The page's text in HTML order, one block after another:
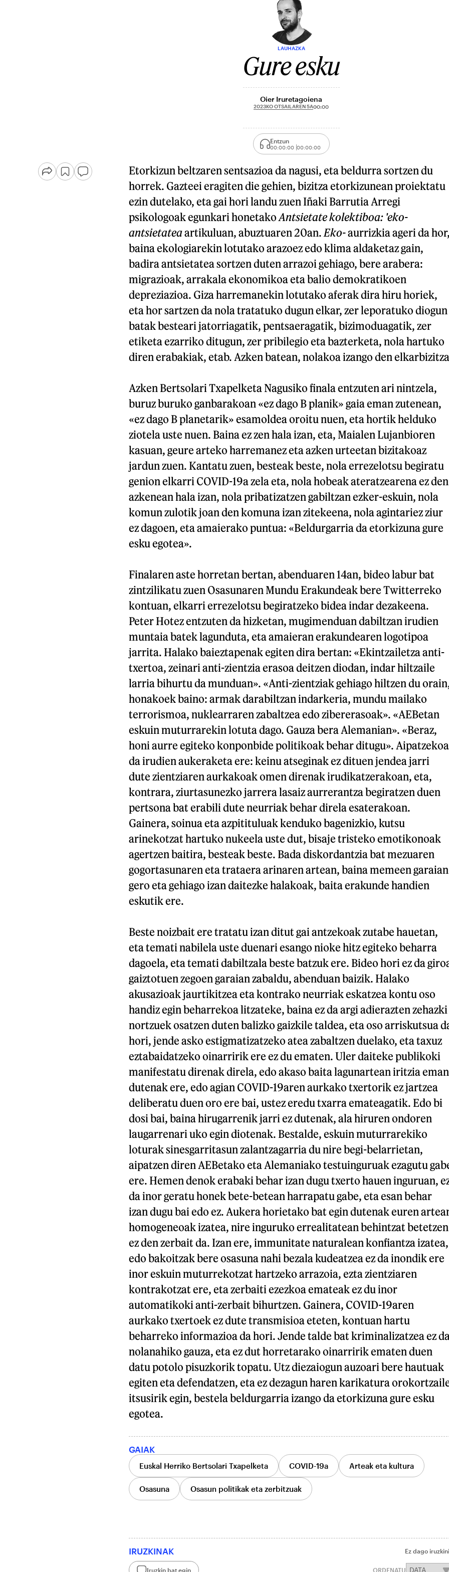
LAUHAZKA
Gure esku
Oier Iruretagoiena
2023KO OTSAILAREN 5A00:00
Entzun
00:00:00 00:00:00
Etorkizun beltzaren sentsazioa da nagusi, eta beldurra sortzen du
horrek. Gazteei eragiten die gehien, bizitza etorkizunean proiektatu
ezin dutelako, eta gai hori landu zuen Iñaki Barrutia Arregi
psikologoak egunkari honetako Antsietate kolektiboa: 'eko-
antsietateaartikuluan, abuztuaren 20an. Eko-aurrizkia ageri da
baina ekologiarekin lotutako arazoez edo klima aldaketaz gain,
badira antsietatea sortzen duten arrazoi gehiago, bere arabera:
migrazioak, arrakala ekonomikoa eta balio demokratikoen
depreziazioa. Giza harremanekin lotutako aferak dira hiru horiek,
eta hor sartzen da nola tratatuko dugun elkar, zer leporatuko diogun
batak besteari jatorriagatik, pentsaeragatik, bizimoduagatik, zer
etiketa ezarriko ditugun, zer pribilegio eta bazterketa, nola hartuko
diren erabakiak, etab. Azken batean, nolakoa izango den
Azken Bertsolari Txapelketa Nagusiko finala entzuten ari nintzela,
buruz buruko ganbarakoan «ez dago B planik» gaia eman zutenean,
«ez dago B planetarik» esamoldea oroitu nuen, eta hortik helduko
ziotela uste nuen. Baina ez zen hala izan, eta, Maialen Lujanbioren
kasuan, geure arteko harremanez eta azken urteetan bizitakoaz
jardun zuen. Kantatu zuen, besteak beste, nola errezelotsu begiratu
genion elkarri COVID-19a zela eta, nola hobeak ateratzearena ez den
azkenean hala izan, nola pribatizatzen gabiltzan ezker-eskuin, nola
komun zulotik joan den komuna izan zitekeena, nola agintariez ziur
ez dagoen, eta amaierako puntua: «Beldurgarria da etorkizuna gure
esku egotea».
Finalaren aste horretan bertan, abenduaren 14an, bideo labur bat
zintzilikatu zuen Osasunaren Mundu Erakundeak bere Twitterreko
kontuan, elkarri errezelotsu begiratzeko bidea indar dezakeena.
Peter Hotez entzuten da hizketan, mugimenduan dabiltzan irudien
muntaia batek lagunduta, eta amaieran erakundearen logotipoa
jarrita. Halako baieztapenak egiten dira bertan: «Ekintzailetza anti-
txertoa, zeinari anti-zientzia erasoa deitzen diodan, indar hiltzaile
larria bihurtu da munduan». «Anti-zientziak gehiago hiltzen du
honakoek baino: armak darabiltzan indarkeria, mundu mailako
terrorismoa, nuklearraren zabaltzea edo zibererasoak». «AEBetan
eskuin muturrarekin lotuta dago. Gauza bera Alemanian». «Beraz,
honi aurre egiteko konponbide politikoak behar ditugu». Aipatzekoa
da irudien aukeraketa ere: keinu atseginak ez dituen jendea jarri
dute zientziaren aurkakoak omen direnak irudikatzerakoan, eta,
kontrara, ziurtasunezko jarrera lasaiz aurrerantza begiratzen duen
pertsona bat erabili dute neurriak behar direla esaterakoan.
Gainera, soinua eta azpitituluak kenduko bagenizkio, kutsu
arinekotzat hartuko nukeela uste dut, bisaje tristeko emotikonoak
agertzen baitira, besteak beste. Bada diskordantzia bat mezuaren
gogortasunaren eta trataera arinaren artean, baina memeen garaian
gero eta gehiago izan daitezke halakoak, baita erakunde handien
eskutik ere.
Beste noizbait ere tratatu izan ditut gai antzekoak zutabe hauetan,
eta temati nabilela uste duenari esango nioke hitz egiteko beharra
dagoela, eta temati dabiltzala beste batzuk ere. Bideo hori ez da
gaiztotuen zegoen garaian zabaldu, abenduan baizik. Halako
akusazioak jaurtikitzea eta kontrako neurriak eskatzea kontu oso
handiz egin beharrekoa litzateke, baina ez da argi adierazten zehazki
nortzuek osatzen duten balizko gaizkile taldea, eta oso arriskutsua
hori, jende asko estigmatizatzeko atea zabaltzen duelako, eta taxuz
eztabaidatzeko oinarririk ere ez du ematen. Uler daiteke publikoki
manifestatu direnak direla, edo akaso baita lagunartean iritzia eman
dutenak ere, edo agian COVID-19aren aurkako txertorik ez jartzea
deliberatu duen oro ere bai, ustez eredu txarra emateagatik. Edo bi
dosi bai, baina hirugarrenik jarri ez dutenak, ala hiruren ondoren
laugarrenari uko egin diotenak. Bestalde, eskuin muturrarekiko
loturak sinesgarritasun zalantzagarria du nire begi-belarrietan,
aipatzen diren AEBetako eta Alemaniako testuinguruak ezagutu
ere. Hemen denok erabaki behar izan dugu txerto hauen inguruan,
da inor geratu honek bete-betean harrapatu gabe, eta esan behar
izan dugu bai edo ez. Aukera horietako bat egin dutenak euren
homogeneoak izatea, nire inguruko errealitatean behintzat betetzen
ez den zerbait da. Izan ere, immunitate naturalean konfiantza izatea,
edo bakoitzak bere osasuna nahi bezala kudeatzea ez da inondik ere
inor eskuin muturrekotzat hartzeko arrazoia, ezta zientziaren
kontrakotzat ere, eta zerbaiti ezezkoa emateak ez du inor
automatikoki anti-zerbait bihurtzen. Gainera, COVID-19aren
aurkako txertoek ez dute transmisioa eteten, kontuan hartu
beharreko informazioa da hori. Jende talde bat kriminalizatzea ez
nolanahiko gauza, eta ez dut horretarako oinarririk ematen duen
datu potolo pisuzkorik topatu. Utz diezaiogun auzoari bere hautuak
egiten eta defendatzen, eta ez dezagun haren karikatura
itsusirik egin, bestela beldurgarria izango da etorkizuna gure esku
egotea.
GAIAK
Euskal Herriko Bertsolari Txapelketa COVID-19a Arteak eta kultura
Osasuna Osasun politikak eta zerbitzuak
IRUZKINAK Ez dago
Iruzkin bat egin ORDENATU